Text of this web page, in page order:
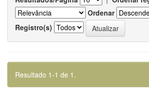
Ordenar
Registro(s)
Resultado 1-1 de 1.